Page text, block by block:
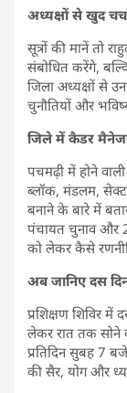
अध्यक्षों से खुद
सूत्रों की मानें तो
संबोधित करेंगे,
जिला अध्यक्षों से
चुनौतियों और
जिले में कैडर
पचमढ़ी में होने
ब्लॉक, मंडलम,
बनाने के बारे में
पंचायत चुनाव और
को लेकर कैसे
अब जानिए दस दिन
प्रशिक्षण शिविर में
लेकर रात तक सोने
प्रतिदिन सुबह 7
की सैर, योग और